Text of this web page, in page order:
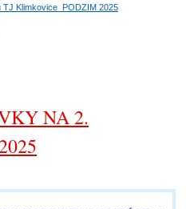
Klimkovice_PODZIM 2025
NA 2.